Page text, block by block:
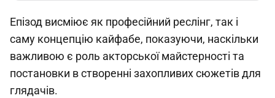
Епізод висміює як професійний реслінг, так і
саму концепцію кайфабе, показуючи, наскільки
важливою є роль акторської майстерності та
постановки в створенні захопливих сюжетів для
глядачів.